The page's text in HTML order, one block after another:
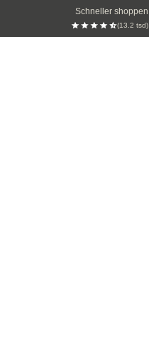
Schneller shoppen
(13.2 tsd)